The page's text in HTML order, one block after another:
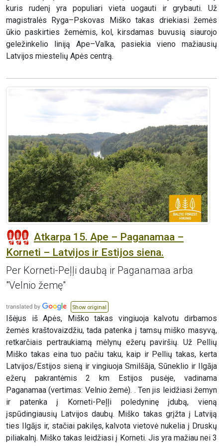
kuris rudenį yra populiari vieta uogauti ir grybauti. Už
magistralės Ryga–Pskovas Miško takas driekiasi žemės
ūkio paskirties žemėmis, kol, kirsdamas buvusią siaurojo
geležinkelio liniją Ape–Valka, pasiekia vieno mažiausių
Latvijos miestelių Apės centrą.
Atkarpa 15. Ape – Paganamaa –
Korneti – Latvijos ir Estijos siena.
Per Korneti-Peļļi daubą ir Paganamaa arba
"Velnio žemę"
Show original
Išėjus iš Apės, Miško takas vingiuoja kalvotu dirbamos
žemės kraštovaizdžiu, tada patenka į tamsų miško masyvą,
retkarčiais pertraukiamą mėlynų ežerų paviršių. Už Pellių
Miško takas eina tuo pačiu taku, kaip ir Pellių takas, kerta
Latvijos/Estijos sieną ir vingiuoja Smilšāja, Sūneklio ir Ilgāja
ežerų pakrantėmis 2 km Estijos pusėje, vadinama
Paganamaa (vertimas: Velnio žemė). . Ten jis leidžiasi žemyn
ir patenka į Korneti-Peļļi poledyninę įdubą, vieną
įspūdingiausių Latvijos daubų. Miško takas grįžta į Latviją
ties Ilgājs ir, stačiai pakilęs, kalvota vietovė nukelia į Druskų
piliakalnį. Miško takas leidžiasi į Korneti. Jis yra mažiau nei 3